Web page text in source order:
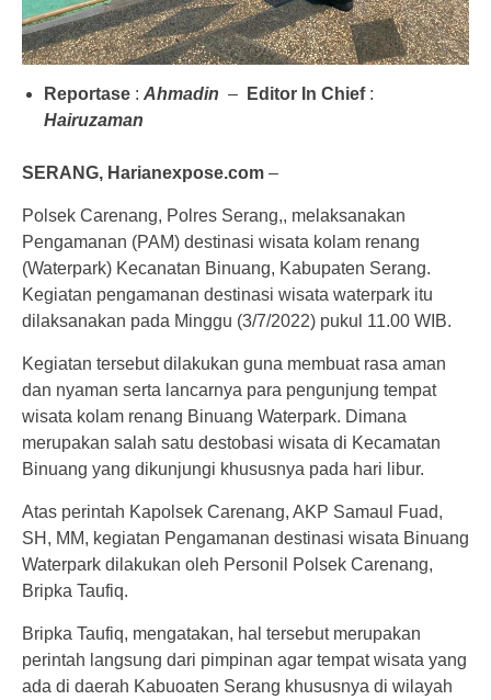
Reportase : Ahmadin – Editor In Chief:
Hairuzaman
SERANG, Harianexpose.com –
Polsek Carenang, Polres Serang,, melaksanakan
Pengamanan (PAM) destinasi wisata kolam renang
(Waterpark) Kecanatan Binuang, Kabupaten Serang.
Kegiatan pengamanan destinasi wisata waterpark itu
dilaksanakan pada Minggu (3/7/2022) pukul 11.00 WIB.
Kegiatan tersebut dilakukan guna membuat rasa aman
dan nyaman serta lancarnya para pengunjung tempat
wisata kolam renang Binuang Waterpark. Dimana
merupakan salah satu destobasi wisata di Kecamatan
Binuang yang dikunjungi khususnya pada hari libur.
Atas perintah Kapolsek Carenang, AKP Samaul Fuad,
SH, MM, kegiatan Pengamanan destinasi wisata Binuang
Waterpark dilakukan oleh Personil Polsek Carenang,
Bripka Taufiq.
Bripka Taufiq, mengatakan, hal tersebut merupakan
perintah langsung dari pimpinan agar tempat wisata yang
ada di daerah Kabuoaten Serang khususnya di wilayah